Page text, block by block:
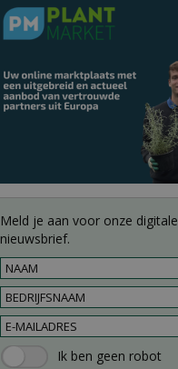
Meld je aan voor onze digitale
nieuwsbrief.